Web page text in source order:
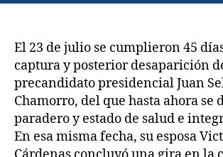
El 23 de julio se cumplieron 45
captura y posterior desaparición
precandidato presidencial Juan
Chamorro, del que hasta ahora se
paradero y estado de salud e
En esa misma fecha, su esposa